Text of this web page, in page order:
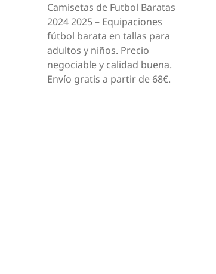
Camisetas de Futbol Baratas
2024 2025 – Equipaciones
fútbol barata en tallas para
adultos y niños. Precio
negociable y calidad buena.
Envío gratis a partir de 68€.